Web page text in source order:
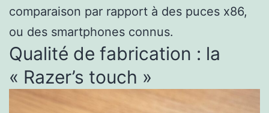
comparaison par rapport à des puces x86,
ou des smartphones connus.
Qualité de fabrication : la
« Razer’s touch »